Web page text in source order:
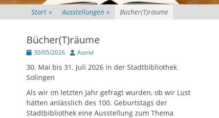
Start » Ausstellungen » Bücher(T)räume
Bücher(T)räume
Posted
30/05/2026 AutorAstrid
30. Mai bis 31. Juli 2026 in der Stadtbibliothek
Solingen
Als wir im letzten Jahr gefragt wurden, ob wir Lust
hätten anlässlich des 100. Geburtstags der
Stadtbibliothek eine Ausstellung zum Thema